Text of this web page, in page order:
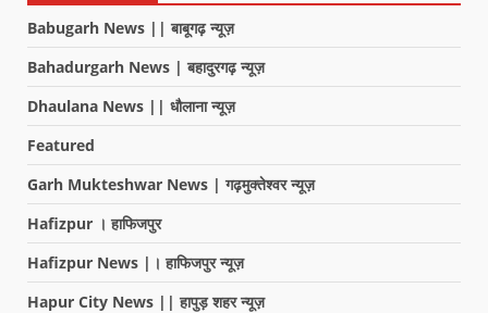
Babugarh News || बाबूगढ़ न्यूज़
Bahadurgarh News | बहादुरगढ़ न्यूज़
Dhaulana News || धौलाना न्यूज़
Featured
Garh Mukteshwar News | गढ़मुक्तेश्वर न्यूज़
Hafizpur । हाफिजपुर
Hafizpur News |। हाफिजपुर न्यूज़
Hapur City News || हापुड़ शहर न्यूज़